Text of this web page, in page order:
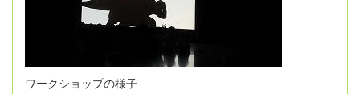
ワークショップの様子